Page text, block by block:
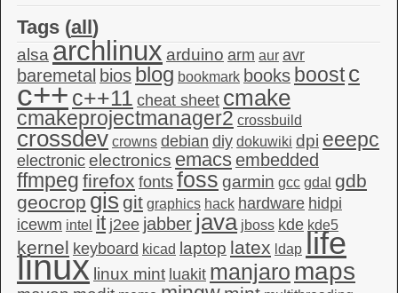
Tags (all)
alsa archlinux arduino arm aur avr
baremetal bios blog bookmark books boost c
c++c++11 cheat sheet cmake
cmakeprojectmanager2 crossbuild
crossdev crowns debian diy dokuwiki dpi eeepc
electronic electronics emacsembedded
ffmpeg firefox fonts foss garmin gcc gdal gdb
geocrop gis git graphics hack hardware hidpi
icewm intel it j2ee jabber java jboss kde kde5
kernel keyboard kicad laptop latex ldap life
linux linux mint luakit manjaro maps